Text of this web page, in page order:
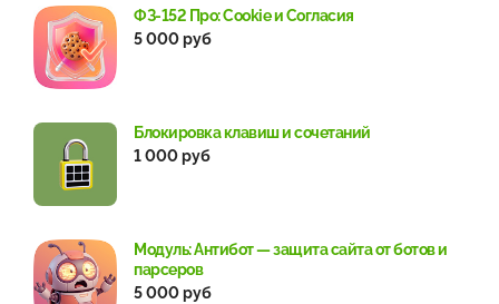
ФЗ-152 Про: Cookie и Согласия
5 000 руб
Блокировка клавиш и сочетаний
1 000 руб
Модуль: Антибот — защита сайта от ботов и
парсеров
5 000 руб